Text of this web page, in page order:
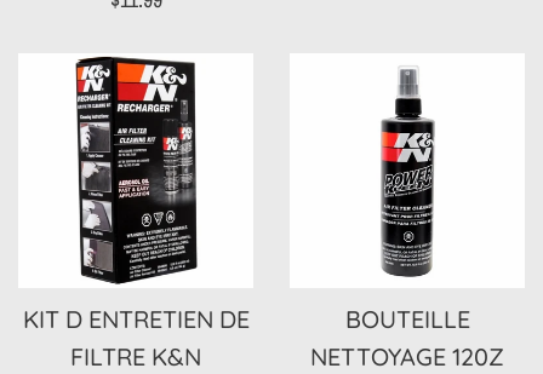
KIT D ENTRETIEN DE
FILTRE K&N
BOUTEILLE
NETTOYAGE 120Z